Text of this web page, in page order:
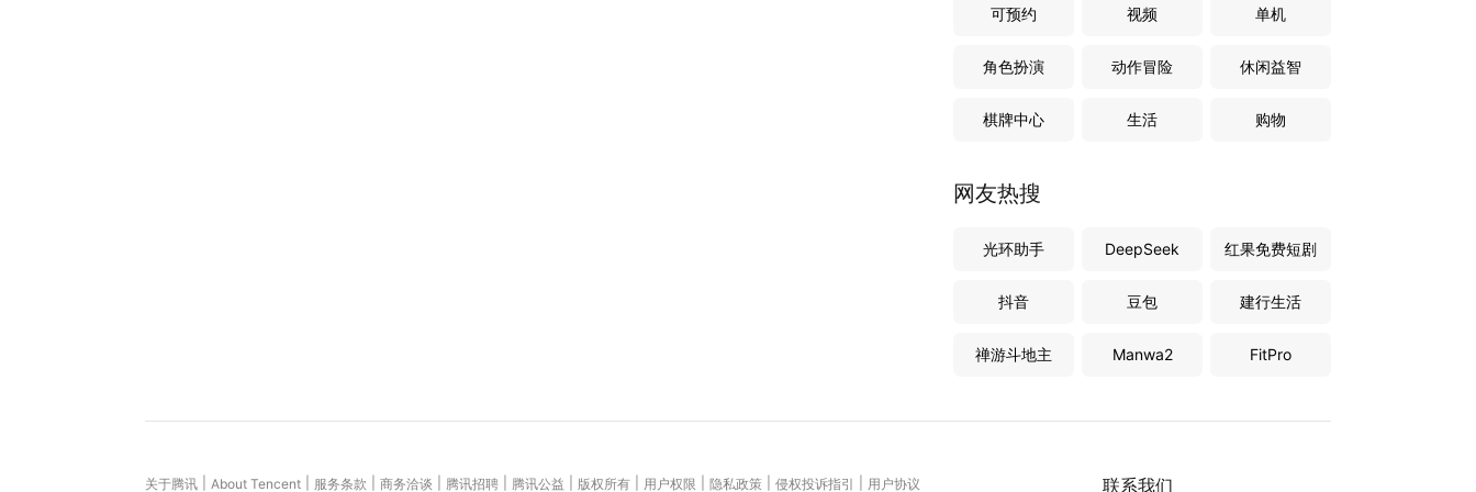
可预约 视频 单机
角色扮演 动作冒险 休闲益智
棋牌中心 生活 购物
网友热搜
光环助手 DeepSeek 红果免费短剧
抖音 豆包 建行生活
禅游斗地主 Manwa2 FitPro
联系我们
关于腾讯 About Tencent 服务条款 商务洽谈 腾讯招聘 腾讯公益 版权所有 用户权限 隐私政策 侵权投诉指引 用户协议